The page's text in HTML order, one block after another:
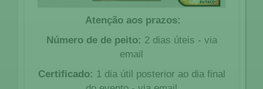
Atenção aos prazos:
Número de de peito: 2 dias úteis - via
email
Certificado: 1 dia útil posterior ao dia final